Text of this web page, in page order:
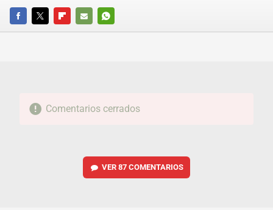
FACEBOOKTWITTERFLIPBOARD
E-
WHATSAPP
Comentarios cerrados
VER 87 COMENTARIOS